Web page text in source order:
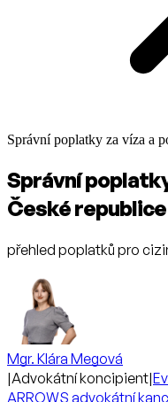
Správní poplatky za víza a
Správní
České republice
přehled poplatků pro
Mgr. Klára Megová
|Advokátní koncipient|
ARROWS advokátní